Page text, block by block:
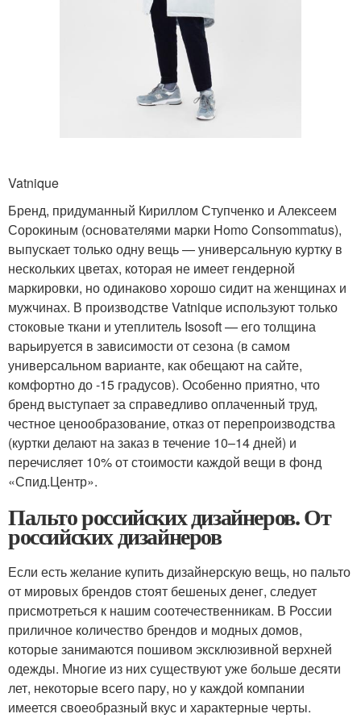
Vatnique
Бренд, придуманный Кириллом Ступченко и Алексеем
Сорокиным (основателями марки Homo Consommatus),
выпускает только одну вещь — универсальную куртку в
нескольких цветах, которая не имеет гендерной
маркировки, но одинаково хорошо сидит на женщинах и
мужчинах. В производстве Vatnique используют только
стоковые ткани и утеплитель Isosoft — его толщина
варьируется в зависимости от сезона (в самом
универсальном варианте, как обещают на сайте,
комфортно до -15 градусов). Особенно приятно, что
бренд выступает за справедливо оплаченный труд,
честное ценообразование, отказ от перепроизводства
(куртки делают на заказ в течение 10–14 дней) и
перечисляет 10% от стоимости каждой вещи в фонд
«Спид.Центр».
Пальто российских дизайнеров. От
российских дизайнеров
Если есть желание купить дизайнерскую вещь, но пальто
от мировых брендов стоят бешеных денег, следует
присмотреться к нашим соотечественникам. В России
приличное количество брендов и модных домов,
которые занимаются пошивом эксклюзивной верхней
одежды. Многие из них существуют уже больше десяти
лет, некоторые всего пару, но у каждой компании
имеется своеобразный вкус и характерные черты.